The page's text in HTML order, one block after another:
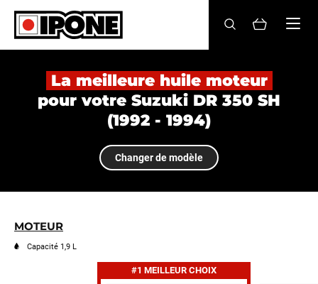
Ipone
HUILES MOTEUR
ENTRETIEN
MAINTENANCE
Revendeurs
La meilleure huile moteur
pour votre Suzuki DR 350 SH
(1992 - 1994)
Changer de modèle
MOTEUR
Capacité 1,9 L
#1 MEILLEUR CHOIX